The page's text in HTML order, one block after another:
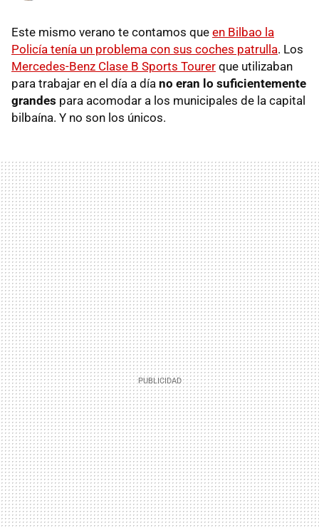
Este mismo verano te contamos que en Bilbao la
Policía tenía un problema con sus coches patrulla. Los
Mercedes-Benz Clase B Sports Tourer que utilizaban
para trabajar en el día a día no eran lo suficientemente
grandes para acomodar a los municipales de la capital
bilbaína. Y no son los únicos.